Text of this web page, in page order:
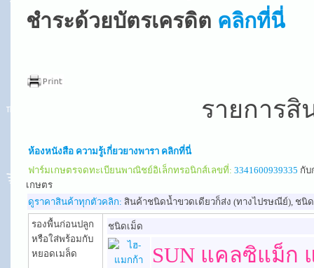
ชำระด้วยบัตรเครดิต คลิกที่นี่
รายการ
ห้องหนังสือ ความรู้เกี่ยวยางพารา คลิกที่นี่
ฟาร์มเกษตรจดทะเบียนพาณิชย์อิเล็กทรอนิกส์เลขที่: 3341600939335 กับ
เกษตร
ดูราคาสินค้าทุกตัวคลิก: สินค้าชนิดน้ำขวดเดียวก็ส่ง (ทางไปรษณีย์), ชนิ
รองพื้นก่อนปลูก
หรือใส่พร้อมกับ
หยอดเมล็ด
ชนิดเม็ด
SUN แคลซิแม็ก